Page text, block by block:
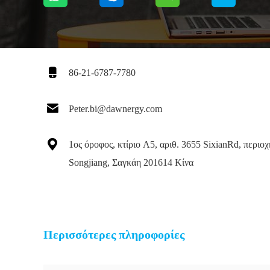
 86-21-6787-7780
 Peter.bi@dawnergy.com

1ος όροφος, κτίριο Α5, αριθ. 3655 SixianRd,
Songjiang, Σαγκάη 201614 Κίνα
Περισσότερες πληροφορίες